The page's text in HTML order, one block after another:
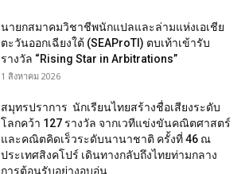
นายกสมาคมวิชาชีพนักแปลและล่ามแห่งเอเชีย
ตะวันออกเฉียงใต้ (SEAProTI) ตบเท้าเข้ารับ
รางวัล “Rising Star in Arbitrations”
1 สิงหาคม 2026
สมุทรปราการ นักเรียนไทยสร้างชื่อเสียงระดับ
โลกคว้า 127 รางวัล จากเวทีแข่งขันคณิตศาสตร์
และคณิตคิดเร็วระดับนานาชาติ ครั้งที่ 46 ณ
ประเทศสิงคโปร์ เดินทางกลับถึงไทยท่ามกลาง
การต้อนรับอย่างอบอุ่น